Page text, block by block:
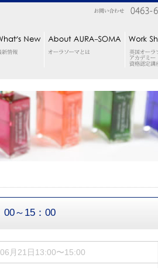
00～15：00
月21日13:00〜15:00